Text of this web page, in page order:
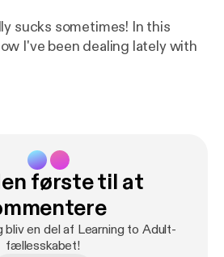
sucks sometimes! In this
I've been dealing lately with
første til at
bliv en del af Learning to Adult-
fællesskabet!